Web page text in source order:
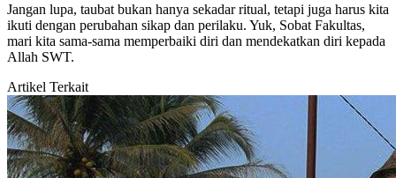
Jangan lupa, taubat bukan hanya sekadar ritual, tetapi juga harus kita
ikuti dengan perubahan sikap dan perilaku. Yuk, Sobat Fakultas,
mari kita sama-sama memperbaiki diri dan mendekatkan diri kepada
Allah SWT.
Artikel Terkait